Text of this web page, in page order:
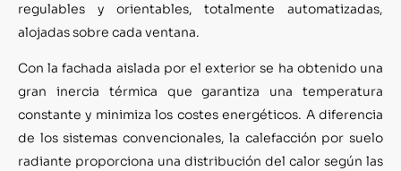
regulables y orientables, totalmente automatizadas,
alojadas sobre cada ventana.
Con la fachada aislada por el exterior se ha obtenido una
gran inercia térmica que garantiza una temperatura
constante y minimiza los costes energéticos. A diferencia
de los sistemas convencionales, la calefacción por suelo
radiante proporciona una distribución del calor según las